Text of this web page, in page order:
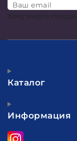
Ваш email
Хочу много скидок!
Каталог
Информация